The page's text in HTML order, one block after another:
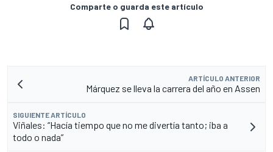
Comparte o guarda este artículo
ARTÍCULO ANTERIOR
Márquez se lleva la carrera del año en Assen
SIGUIENTE ARTÍCULO
Viñales: “Hacía tiempo que no me divertía tanto; iba a
todo o nada”